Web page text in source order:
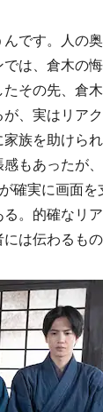
です。人の
は、倉木の
その先、倉木
、実はリア
族を助けら
もあったが
確実に画面
。的確なリ
は伝わるもの